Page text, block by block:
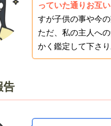
っていた通りお互
すが子供の事や今
ただ、私の主人へ
かく鑑定して下さ
告